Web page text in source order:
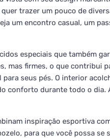
trazer um pouco de
um encontro casual, um
especiais que também
mas firmes, o que contribui
seus pés. O interior
conforto durante todo o dia.
inspiração esportiva
para que você possa se